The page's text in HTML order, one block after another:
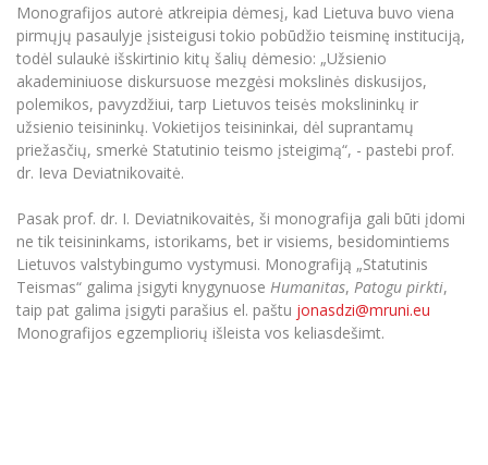
Monografijos autorė atkreipia dėmesį, kad Lietuva buvo viena
pirmųjų pasaulyje įsisteigusi tokio pobūdžio teisminę instituciją,
todėl sulaukė išskirtinio kitų šalių dėmesio: „Užsienio
akademiniuose diskursuose mezgėsi mokslinės diskusijos,
polemikos, pavyzdžiui, tarp Lietuvos teisės mokslininkų ir
užsienio teisininkų. Vokietijos teisininkai, dėl suprantamų
priežasčių, smerkė Statutinio teismo įsteigimą“, - pastebi prof.
dr. Ieva Deviatnikovaitė.
Pasak prof. dr. I. Deviatnikovaitės, ši monografija gali būti įdomi
ne tik teisininkams, istorikams, bet ir visiems, besidomintiems
Lietuvos valstybingumo vystymusi. Monografiją „Statutinis
Teismas“ galima įsigyti knygynuose Humanitas, Patogu pirkti,
taip pat galima įsigyti parašius el. paštu jonasdzi@mruni.eu
Monografijos egzempliorių išleista vos keliasdešimt.